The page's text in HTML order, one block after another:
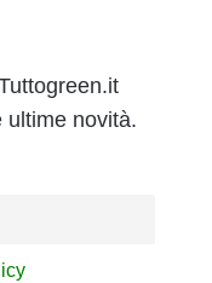
ultime novità.